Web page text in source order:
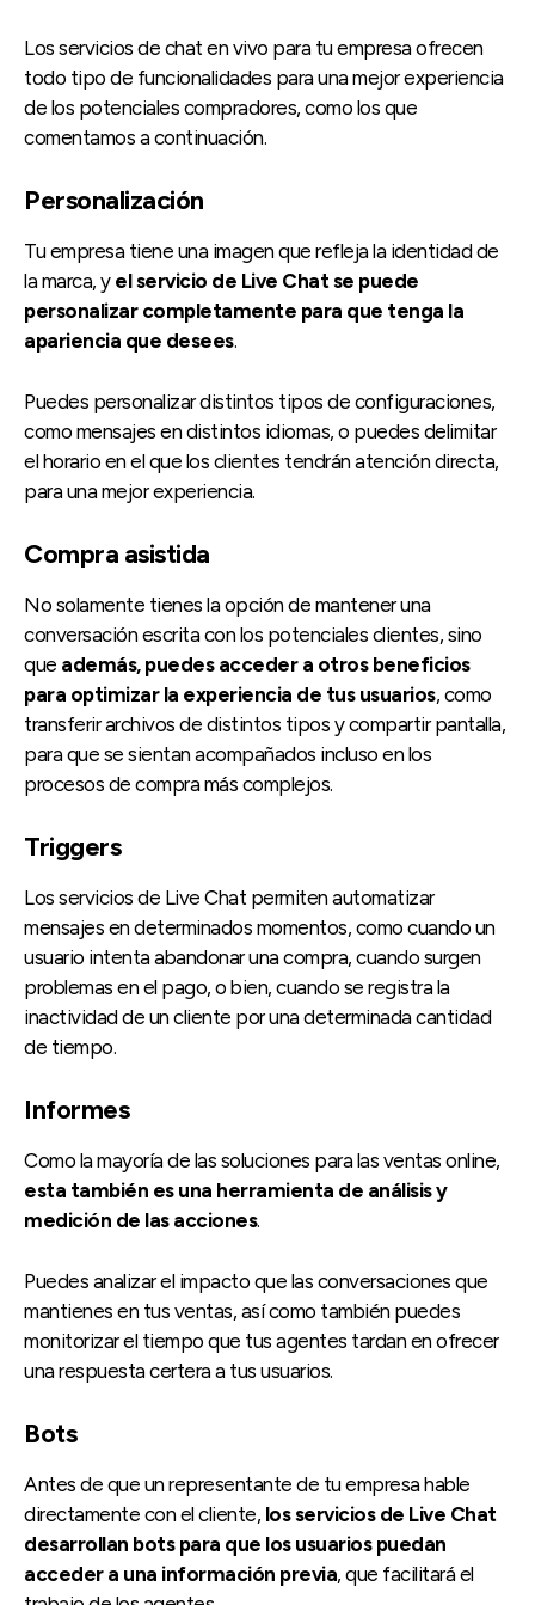
Los servicios de chat en vivo para tu empresa ofrecen
todo tipo de funcionalidades para una mejor experiencia
de los potenciales compradores, como los que
comentamos a continuación.
Personalización
Tu empresa tiene una imagen que refleja la identidad de
la marca, y el servicio de Live Chat se puede
personalizar completamente para que tenga la
apariencia que desees.
Puedes personalizar distintos tipos de configuraciones,
como mensajes en distintos idiomas, o puedes delimitar
el horario en el que los clientes tendrán atención directa,
para una mejor experiencia.
Compra asistida
No solamente tienes la opción de mantener una
conversación escrita con los potenciales clientes, sino
que además, puedes acceder a otros beneficios
para optimizar la experiencia de tus usuarios, como
transferir archivos de distintos tipos y compartir pantalla,
para que se sientan acompañados incluso en los
procesos de compra más complejos.
Triggers
Los servicios de Live Chat permiten automatizar
mensajes en determinados momentos, como cuando un
usuario intenta abandonar una compra, cuando surgen
problemas en el pago, o bien, cuando se registra la
inactividad de un cliente por una determinada cantidad
de tiempo.
Informes
Como la mayoría de las soluciones para las ventas online,
esta también es una herramienta de análisis y
medición de las acciones.
Puedes analizar el impacto que las conversaciones que
mantienes en tus ventas, así como también puedes
monitorizar el tiempo que tus agentes tardan en ofrecer
una respuesta certera a tus usuarios.
Bots
Antes de que un representante de tu empresa hable
directamente con el cliente, los servicios de Live Chat
desarrollan bots para que los usuarios puedan
acceder a una información previa, que facilitará el